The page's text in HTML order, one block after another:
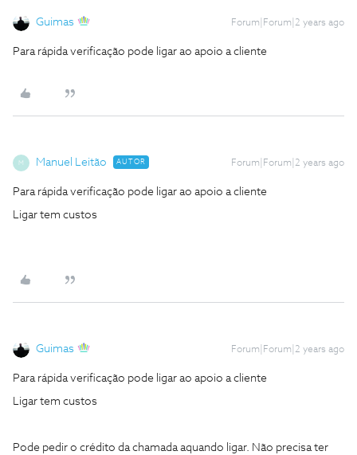
Guimas Forum|Forum|2 years ago
Para rápida verificação pode ligar ao apoio a cliente
M Manuel Leitão AUTOR Forum|Forum|2 years ago
Para rápida verificação pode ligar ao apoio a cliente
Ligar tem custos
Guimas Forum|Forum|2 years ago
Para rápida verificação pode ligar ao apoio a cliente
Ligar tem custos
Pode pedir o crédito da chamada aquando ligar. Não precisa ter